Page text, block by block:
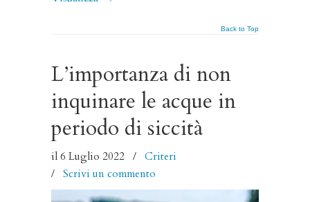
Back to Top
L’importanza di non
inquinare le acque in
periodo di siccità
il 6 Luglio 2022 / Criteri
/ Scrivi un commento